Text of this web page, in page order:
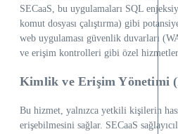
SECaaS, bu uygulamaları SQL
komut dosyası çalıştırma) gibi
web uygulaması güvenlik duvarları
ve erişim kontrolleri gibi özel
Kimlik ve Erişim Yönetimi
Bu hizmet, yalnızca yetkili kişilerin
erişebilmesini sağlar. SECaaS